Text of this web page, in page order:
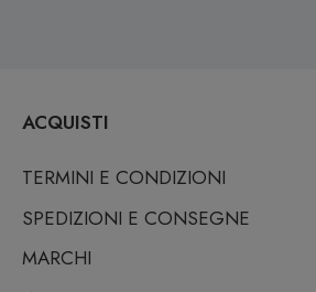
ACQUISTI
TERMINI E CONDIZIONI
SPEDIZIONI E CONSEGNE
MARCHI